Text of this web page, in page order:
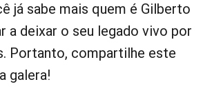
já sabe mais quem é Gilberto
a deixar o seu legado vivo por
Portanto, compartilhe este
galera!